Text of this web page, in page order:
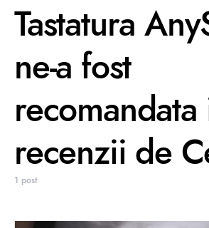
Tastatura
ne-a fost
recomandata
recenzii de
1 post